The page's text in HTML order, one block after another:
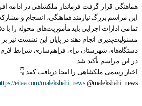
هماهنگی قرار گرفت فرماندار ملکشاهی در ادامه
این مراسم بزرگ نیازمند هماهنگی، انسجام و
تمامی ادارات اجرایی باید مأموریت‌های محوله را
مسئولیت‌پذیری انجام دهند در پایان این نشست نیز
دستگاه‌های شهرستان برای فراهم‌سازی شرایط
در این مراسم تأکید شد
اخبار رسمی ملکشاهی را اینجا دریافت کنید 👇
eitaa.com/malekshahi_news@malekshahi_news